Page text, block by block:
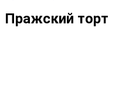
Пражский торт